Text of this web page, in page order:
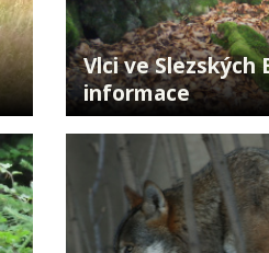
Vlci ve
informace